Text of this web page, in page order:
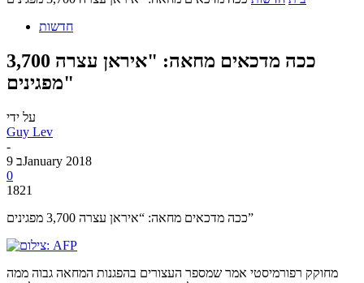
חדשות
ככה מדכאים מחאה: "איראן עצרה 3,700
מפגינים"
על ידי
Guy Lev
-
9 בJanuary 2018
0
1821
ככה מדכאים מחאה: “איראן עצרה 3,700 מפגינים”
מחוקק רפורמיסטי אמר שמספר העצורים בהפגנות המחאה גבוה ממה